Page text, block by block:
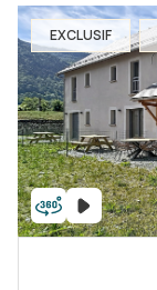
EXCLUSIF